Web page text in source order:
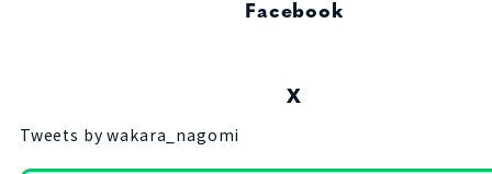
Facebook
X
Tweets by wakara_nagomi